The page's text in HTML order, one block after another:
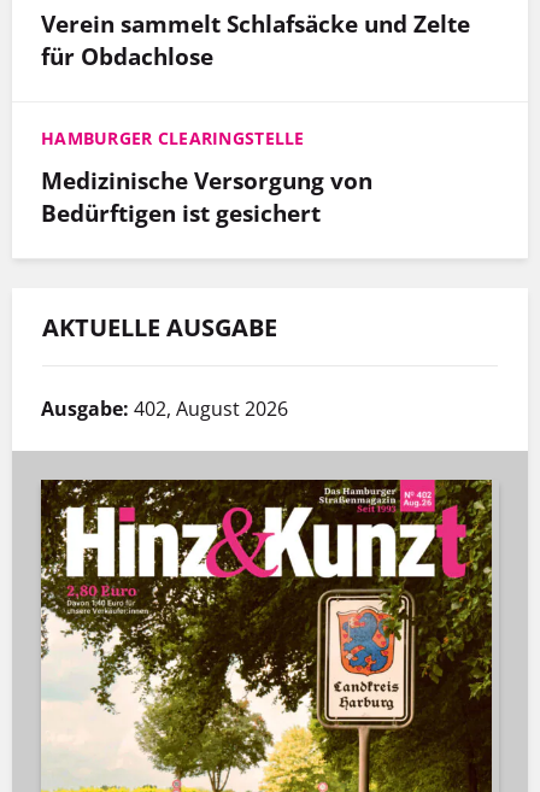
Verein sammelt Schlafsäcke und Zelte
für Obdachlose
HAMBURGER CLEARINGSTELLE
Medizinische Versorgung von
Bedürftigen ist gesichert
AKTUELLE AUSGABE
Ausgabe: 402, August 2026